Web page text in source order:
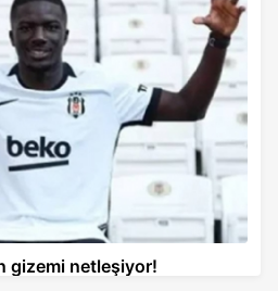
gizemi netleşiyor!